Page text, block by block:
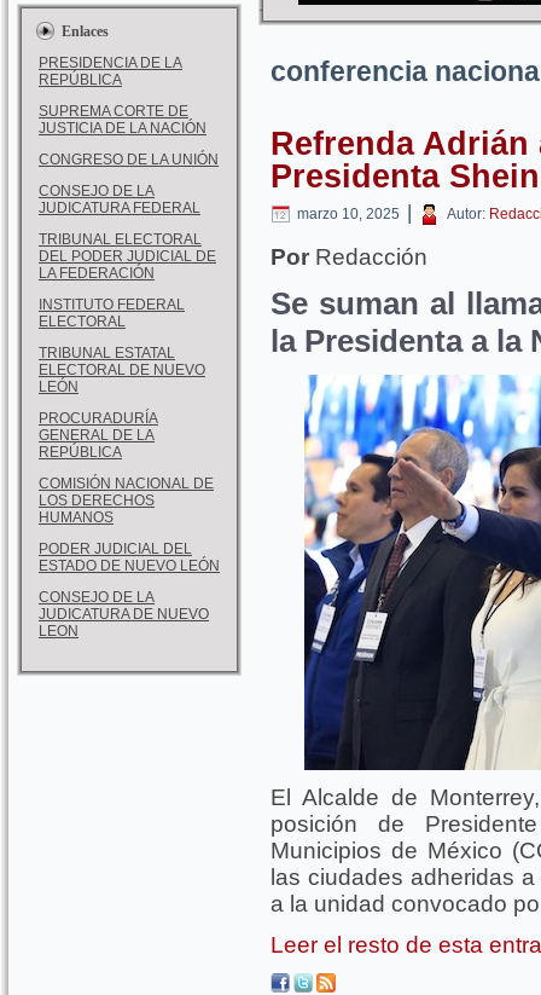
Enlaces
PRESIDENCIA DE LA
REPÚBLICA
SUPREMA CORTE DE
JUSTICIA DE LA NACIÓN
CONGRESO DE LA UNIÓN
CONSEJO DE LA
JUDICATURA FEDERAL
TRIBUNAL ELECTORAL
DEL PODER JUDICIAL DE
LA FEDERACIÓN
INSTITUTO FEDERAL
ELECTORAL
TRIBUNAL ESTATAL
ELECTORAL DE NUEVO
LEÓN
PROCURADURÍA
GENERAL DE LA
REPÚBLICA
COMISIÓN NACIONAL DE
LOS DERECHOS
HUMANOS
PODER JUDICIAL DEL
ESTADO DE NUEVO LEÓN
CONSEJO DE LA
JUDICATURA DE NUEVO
LEON
conferencia
Refrenda Adrián
Presidenta
marzo 10, 2025 | Autor:
Por Redacción
Se suman al
la Presidenta a la
El Alcalde de
posición de
Municipios de México
las ciudades adheridas
a la unidad convocado
Leer el resto de esta